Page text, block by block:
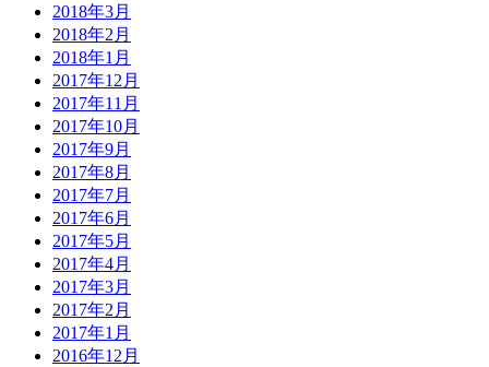
2018年3月
2018年2月
2018年1月
2017年12月
2017年11月
2017年10月
2017年9月
2017年8月
2017年7月
2017年6月
2017年5月
2017年4月
2017年3月
2017年2月
2017年1月
2016年12月